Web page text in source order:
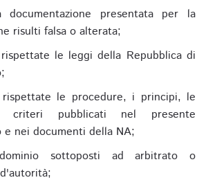
documentazione presentata per la
risulti falsa o alterata;
le leggi della Repubblica di
rispettate le procedure, i principi, le
pubblicati nel presente
e nei documenti della NA;
sottoposti ad arbitrato o